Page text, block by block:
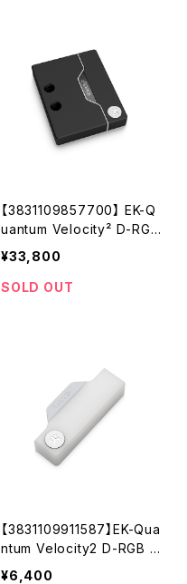
【3831109857700】 EK-Q
uantum Velocity² D-RGB
- AM5 Nickel + Acetal
¥33,800
SOLD OUT
【3831109911587】EK-Qua
ntum Velocity2 D-RGB -
AM5 White Upgrade Kit
¥6,400